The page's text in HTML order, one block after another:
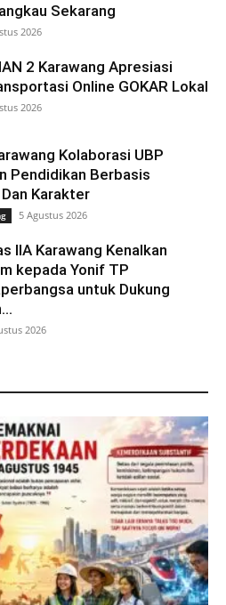
Sekarang
2026
2 Karawang Apresiasi
Online GOKAR Lokal
2026
Kolaborasi UBP
Pendidikan Berbasis
Karakter
5 Agustus 2026
IIA Karawang Kenalkan
kepada Yonif TP
untuk Dukung
2026